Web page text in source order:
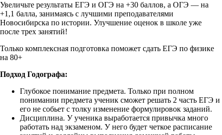
Увеличьте результаты ЕГЭ и ОГЭ на +30 баллов, а ОГЭ — на
+1,1 балла, занимаясь с лучшими преподавателями
Новосибирска по истории. Улучшение оценок в школе уже
после трех занятий!
Только комплексная подготовка поможет сдать ЕГЭ по физике
на 80+
Подход Годографа:
Глубокое понимание предмета. Только при полном
понимании предмета ученик сможет решать 2 часть ЕГЭ и
его не собьет с толку изменение формулировок заданий.
Дисциплина. У ученика выработается привычка много
работать над экзаменом. У него будет четкое расписание